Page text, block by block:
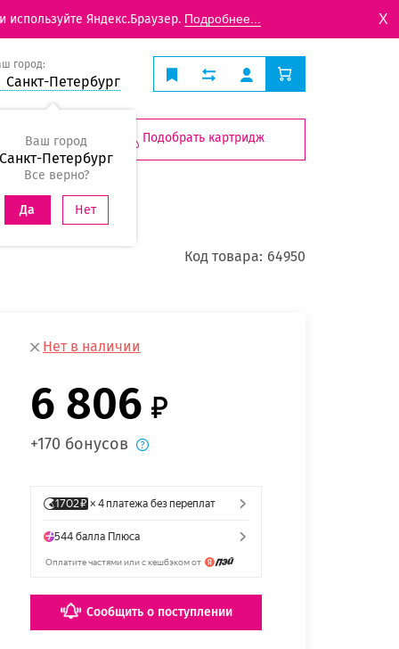
Яндекс.Браузер. Подробнее... X
город:
Санкт-Петербург
Ваш город
Санкт-Петербург
Все верно?
Да Нет
Подобрать картридж
Код товара: 64950
Нет в наличии
6 806
+170 бонусов
Сообщить о поступлении